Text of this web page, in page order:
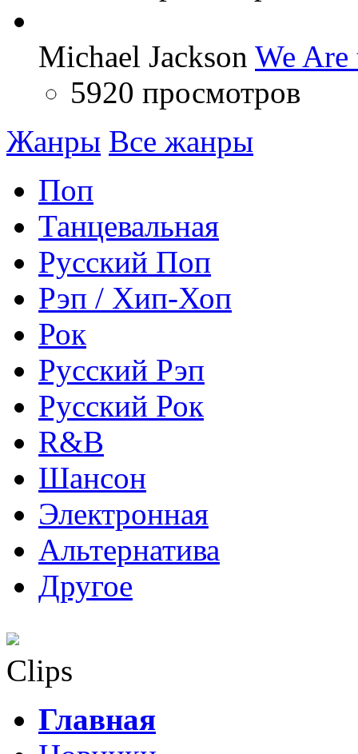
Michael Jackson We
5920 просмотров
Жанры Все жанры
Поп
Танцевальная
Русский Поп
Рэп / Хип-Хоп
Рок
Русский Рэп
Русский Рок
R&B
Шансон
Электронная
Альтернатива
Другое
Clips
Главная